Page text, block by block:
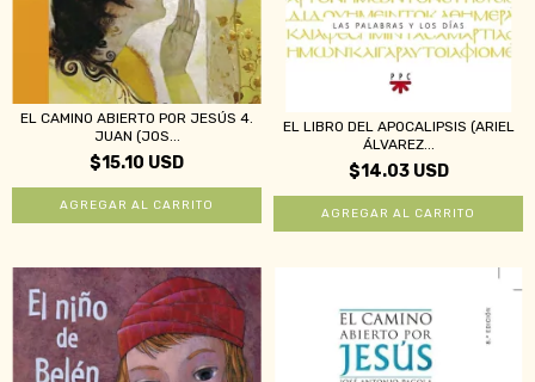
EL CAMINO ABIERTO POR JESÚS 4.
JUAN (JOS...
$15.10 USD
EL LIBRO DEL APOCALIPSIS (ARIEL
ÁLVAREZ...
$14.03 USD